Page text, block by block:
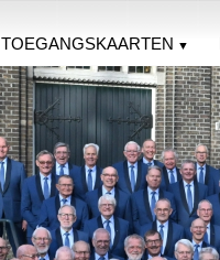
TOEGANGSKAARTEN